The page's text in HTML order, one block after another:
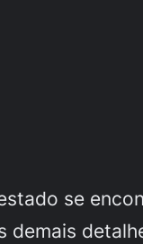
se
demais